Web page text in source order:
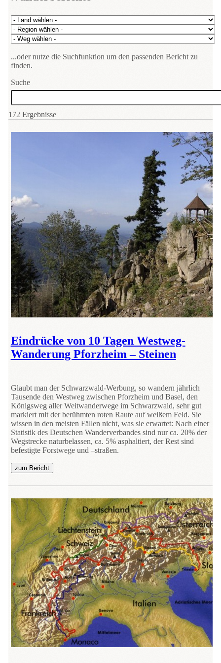
...oder nutze die Suchfunktion um den passenden Bericht zu
finden.
Suche
172 Ergebnisse
Eindrücke von 10 Tagen Westweg-
Wanderung Pforzheim – Steinen
Glaubt man der Schwarzwald-Werbung, so wandern jährlich
Tausende den Westweg zwischen Pforzheim und Basel, den
Königsweg aller Weitwanderwege im Schwarzwald, sehr gut
markiert mit der berühmten roten Raute auf weißem Feld. Sie
wissen in den meisten Fällen nicht, was sie erwartet: Nach einer
Statistik des Deutschen Wanderverbandes sind nur ca. 20% der
Wegstrecke naturbelassen, ca. 5% asphaltiert, der Rest sind
befestigte Forstwege und –straßen.
zum Bericht